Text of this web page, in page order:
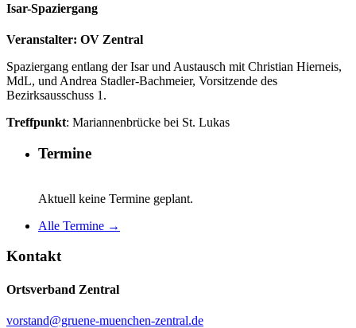
Isar-Spaziergang
Veranstalter: OV Zentral
Spaziergang entlang der Isar und Austausch mit Christian Hierneis,
MdL, und Andrea Stadler-Bachmeier, Vorsitzende des
Bezirksausschuss 1.
Treffpunkt: Mariannenbrücke bei St. Lukas
Termine
Aktuell keine Termine geplant.
Alle Termine →
Kontakt
Ortsverband Zentral
vorstand@gruene-muenchen-zentral.de